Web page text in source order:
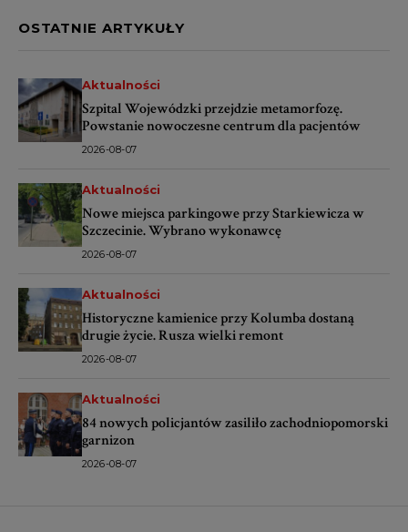
OSTATNIE ARTYKUŁY
Aktualności
Szpital Wojewódzki przejdzie metamorfozę.
Powstanie nowoczesne centrum dla pacjentów
2026-08-07
Aktualności
Nowe miejsca parkingowe przy Starkiewicza w
Szczecinie. Wybrano wykonawcę
2026-08-07
Aktualności
Historyczne kamienice przy Kolumba dostaną
drugie życie. Rusza wielki remont
2026-08-07
Aktualności
84 nowych policjantów zasiliło zachodniopomorski
garnizon
2026-08-07